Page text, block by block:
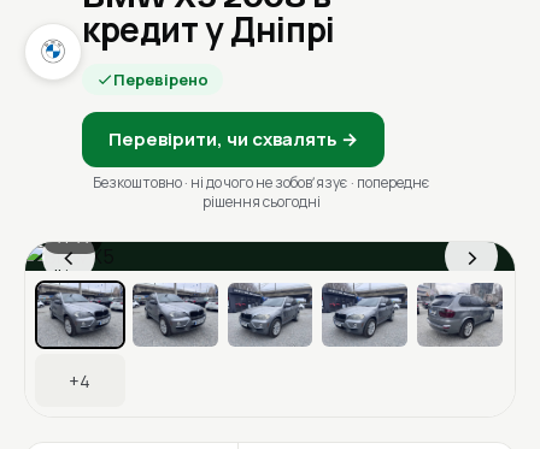
кредит у Дніпрі
Перевірено
Перевірити, чи схвалять →
Безкоштовно · ні до чого не зобовʼязує · попереднє
рішення сьогодні
‹ ›
1 / 11
Ціна в місяць
+4